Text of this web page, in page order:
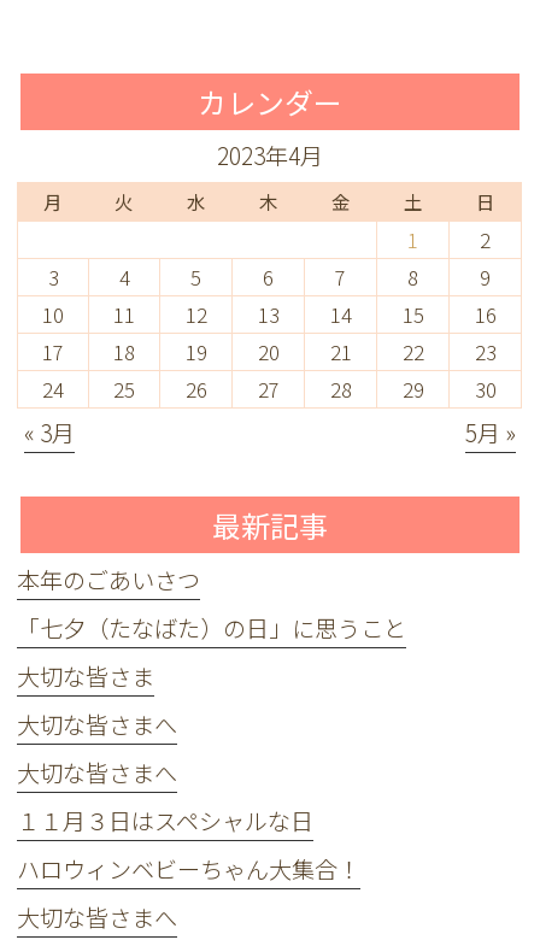
カレンダー
2023年4月
月 火 水 木 金 土 日
1
2
3
4 5 6 7 8
9
10
11 12 13 14 15
16
17
18 19 20 21 22
23
24
25 26 27 28 29 30
« 3月 5月 »
最新記事
本年のごあいさつ
「七夕（たなばた）の日」に思うこと
大切な皆さま
大切な皆さまへ
大切な皆さまへ
１１月３日はスペシャルな日
ハロウィンベビーちゃん大集合！
大切な皆さまへ